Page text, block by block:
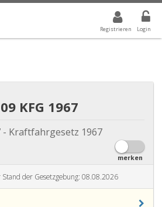
Registrieren Login
GEWÄHLTER WERT IST ALLE
KFG 1967
- Kraftfahrgesetz 1967
merken
der Gesetzgebung: 08.08.2026